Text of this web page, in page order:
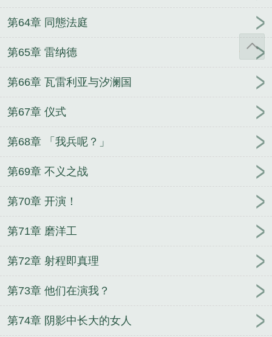
第64章 同態法庭
第65章 雷纳德
第66章 瓦雷利亚与汐澜国
第67章 仪式
第68章 「我兵呢？」
第69章 不义之战
第70章 开演！
第71章 磨洋工
第72章 射程即真理
第73章 他们在演我？
第74章 阴影中长大的女人